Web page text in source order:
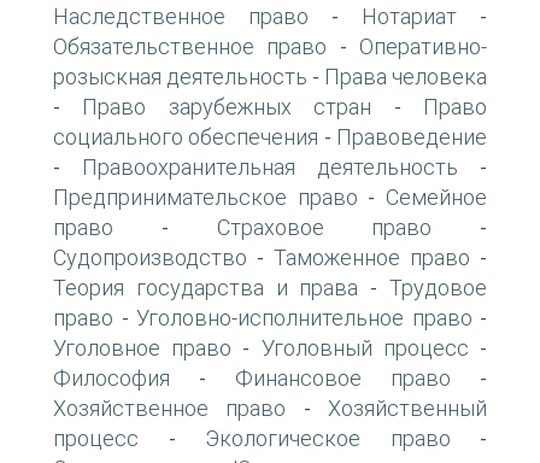
Наследственное право - Нотариат -
Обязательственное право - Оперативно-
розыскная деятельность - Права человека
- Право зарубежных стран -
Право
социального обеспечения - Правоведение
- Правоохранительная деятельность -
Предпринимательское право - Семейное
право - Страховое право -
Судопроизводство - Таможенное право -
Теория государства и права -Трудовое
право - Уголовно-исполнительное право -
Уголовное право - Уголовный процесс -
Философия - Финансовое право -
Хозяйственное право - Хозяйственный
процесс - Экологическое право -